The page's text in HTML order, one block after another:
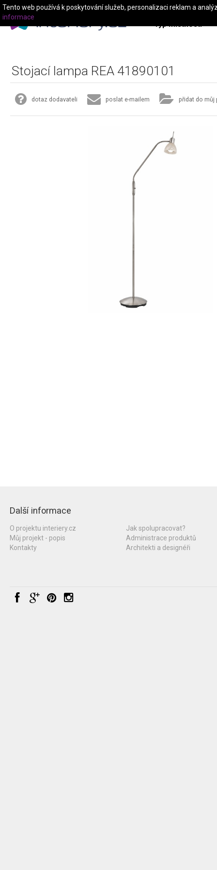
Typ místnosti
Stojací lampa REA 41890101
dotaz dodavateli poslat e-mailem přidat do můj
Další informace
O projektu interiery.cz
Můj projekt - popis
Kontakty
Jak spolupracovat?
Administrace produktů
Architekti a designéři
Tento web používá k poskytování služeb, personalizaci reklam a
informace